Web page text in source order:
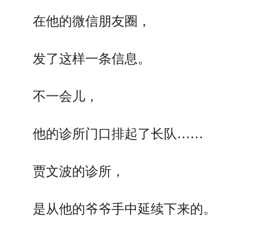
在他的微信朋友圈，
发了这样一条信息。
不一会儿，
他的诊所门口排起了长队……
贾文波的诊所，
是从他的爷爷手中延续下来的。